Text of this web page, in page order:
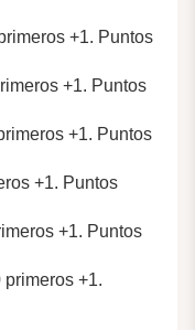
+1. Puntos
+1. Puntos
+1. Puntos
+1. Puntos
+1. Puntos
+1.